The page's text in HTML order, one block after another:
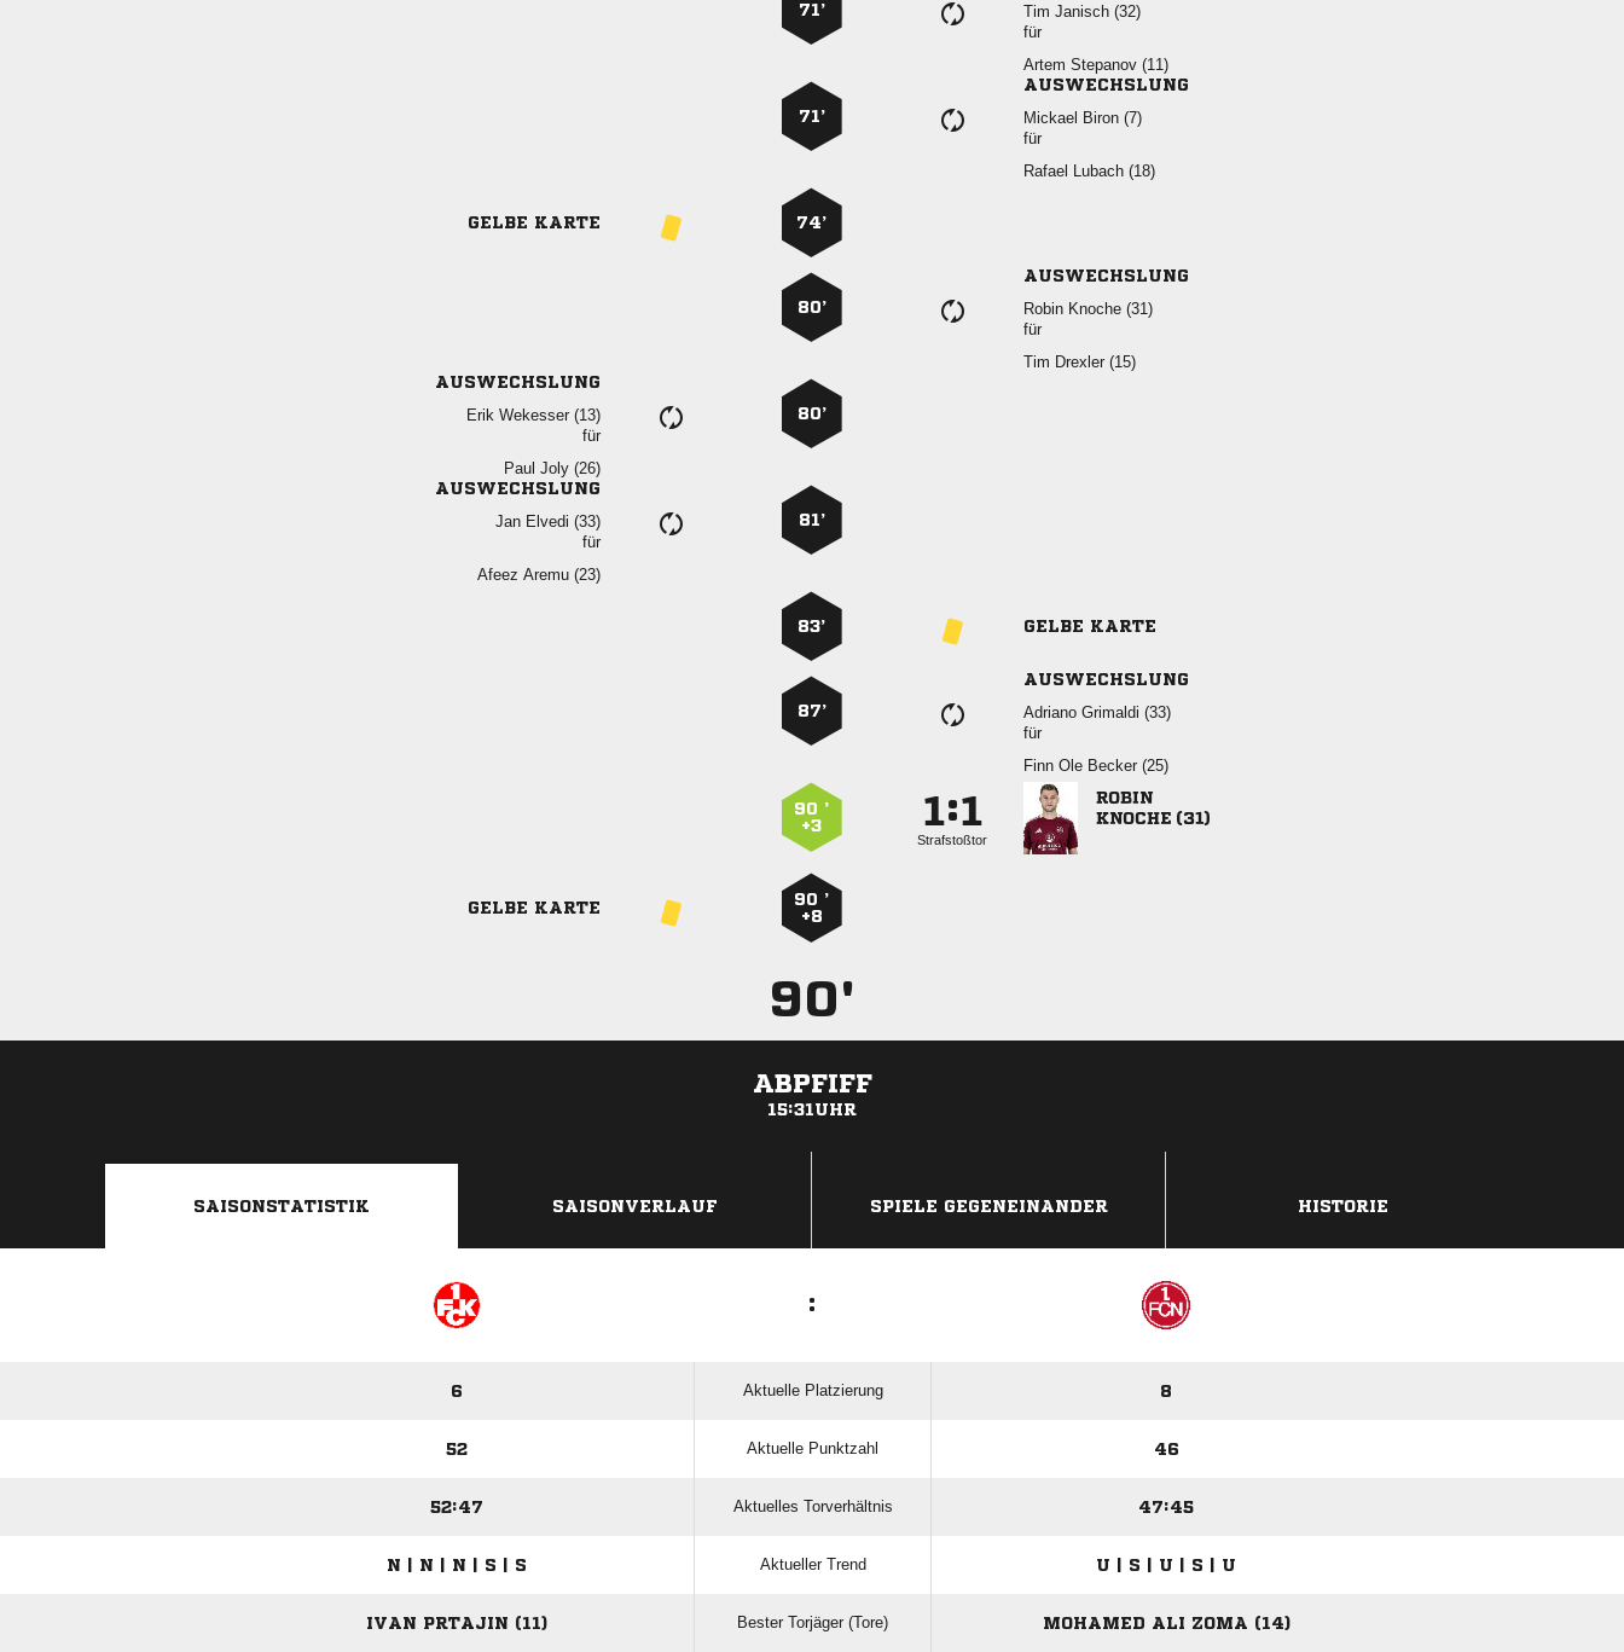
71’
  
für
  
71’
AUSWECHSLUNG
  
für
  
GELBE KARTE 74’
80’
AUSWECHSLUNG
  
für
  
AUSWECHSLUNG
  
für
  
80’
AUSWECHSLUNG
  
für
  
81’
83’ GELBE KARTE
87’
AUSWECHSLUNG
  
für
   
90 ’
+3
:
Strafstoßtor

 
GELBE KARTE
90 ’
+8
90'
ABPFIFF
15:31UHR
SAISONSTATISTIK SAISONVERLAUF SPIELE GEGENEINANDER HISTORIE
:
6 Aktuelle Platzierung 8
52 Aktuelle Punktzahl 46
52:47 Aktuelles Torverhältnis 47:45
N | N | N | S | S Aktueller Trend U | S | U | S | U
IVAN PRTAJIN (11) Bester Torjäger (Tore) MOHAMED ALI ZOMA (14)